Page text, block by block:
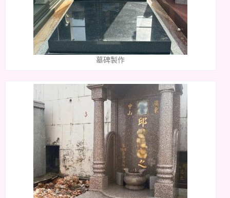
墓碑製作